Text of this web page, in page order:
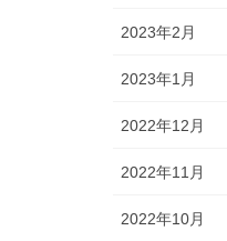
2023年2月
2023年1月
2022年12月
2022年11月
2022年10月